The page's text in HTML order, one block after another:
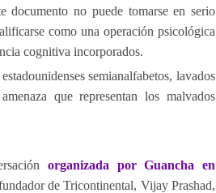
documento no puede tomarse en serio
como una operación psicológica
cognitiva incorporados.
semianalfabetos, lavados
que representan los malvados
organizada por Guancha en
de Tricontinental, Vijay Prashad,